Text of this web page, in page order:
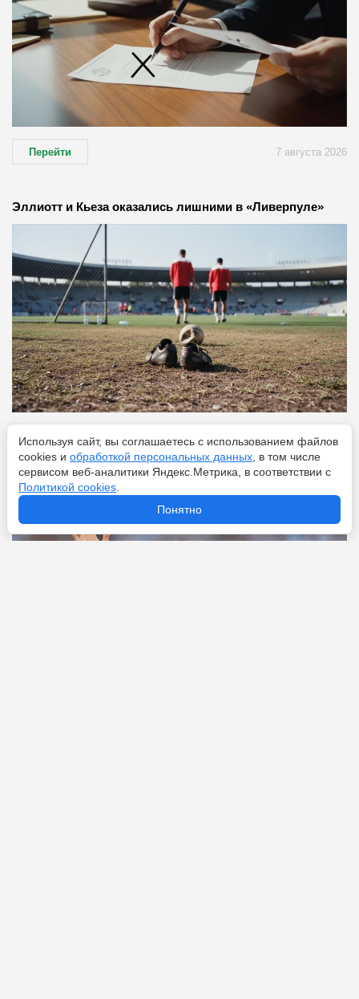
Перейти 7 августа 2026
Эллиотт и Кьеза оказались лишними в «Ливерпуле»
Перейти 7 августа 2026
Однажды он уже прощался: так уходит Месси из
Используя сайт, вы соглашаетесь с использованием файлов
cookies и обработкой персональных данных , в том числе
сервисом веб-аналитики Яндекс.Метрика, в соответствии с
Политикой cookies
Понятно